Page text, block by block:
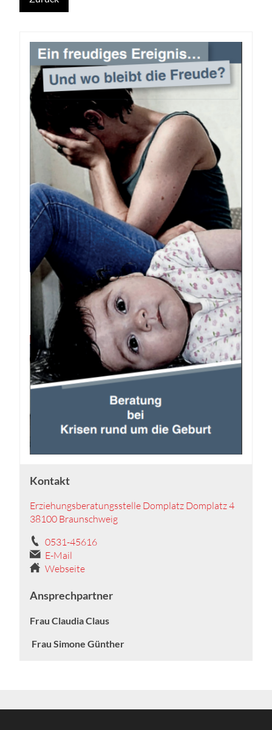
Kontakt
Erziehungsberatungsstelle Domplatz Domplatz 4
38100 Braunschweig
0531-45616
E-Mail
Webseite
Ansprechpartner
Frau Claudia Claus
Frau Simone Günther